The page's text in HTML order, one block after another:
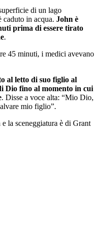
di un lago
caduto in acqua. John è
prima di essere tirato
.
45 minuti, i medici avevano
al letto di suo figlio al
Dio fino al momento in cui
. Disse a voce alta: “Mio Dio,
mio figlio”.
la sceneggiatura è di Grant